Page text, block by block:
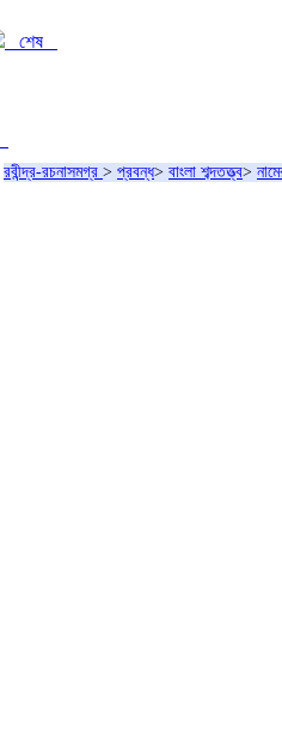
শেষ
রবীন্দ্র-রচনাসমগ্র > প্রবন্ধ> বাংলা শব্দতত্ত্ব>